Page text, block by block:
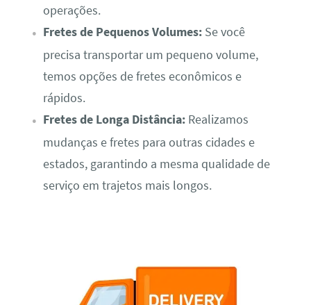
operações.
Fretes de Pequenos Volumes:Se você
precisa transportar um pequeno volume,
temos opções de fretes econômicos e
rápidos.
Fretes de Longa Distância:Realizamos
mudanças e fretes para outras cidades e
estados, garantindo a mesma qualidade de
serviço em trajetos mais longos.